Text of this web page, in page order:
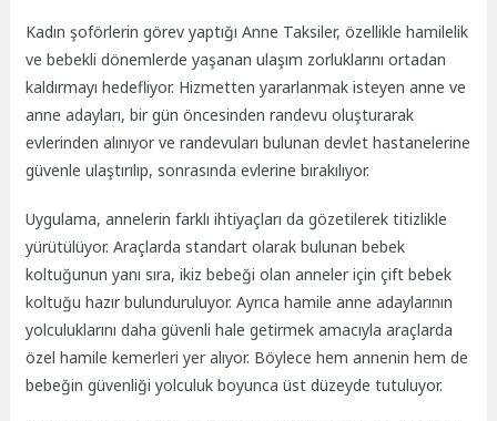
Kadın şoförlerin görev yaptığı Anne Taksiler, özellikle hamilelik
ve bebekli dönemlerde yaşanan ulaşım zorluklarını ortadan
kaldırmayı hedefliyor. Hizmetten yararlanmak isteyen anne ve
anne adayları, bir gün öncesinden randevu oluşturarak
evlerinden alınıyor ve randevuları bulunan devlet hastanelerine
güvenle ulaştırılıp, sonrasında evlerine bırakılıyor.
Uygulama, annelerin farklı ihtiyaçları da gözetilerek titizlikle
yürütülüyor. Araçlarda standart olarak bulunan bebek
koltuğunun yanı sıra, ikiz bebeği olan anneler için çift bebek
koltuğu hazır bulunduruluyor. Ayrıca hamile anne adaylarının
yolculuklarını daha güvenli hale getirmek amacıyla araçlarda
özel hamile kemerleri yer alıyor. Böylece hem annenin hem de
bebeğin güvenliği yolculuk boyunca üst düzeyde tutuluyor.